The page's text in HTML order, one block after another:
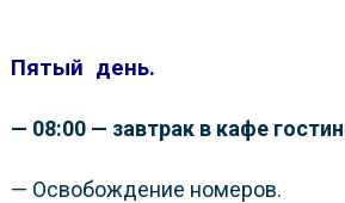
Пятый день.
— 08:00 — завтрак в кафе
— Освобождение номеров.